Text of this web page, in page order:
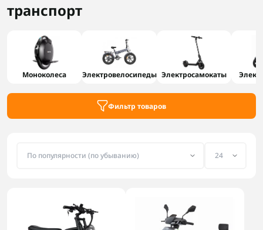
транспорт
Моноколеса Электровелосипеды Электросамокаты
Фильтр товаров